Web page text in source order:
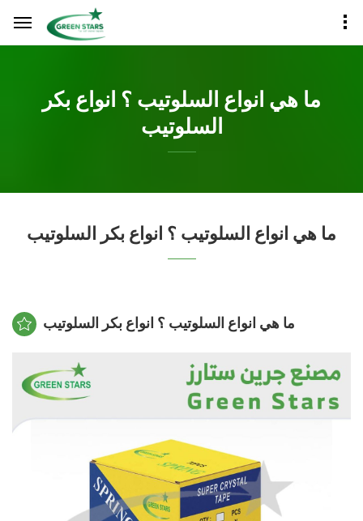
ما هي انواع السلوتيب ؟ انواع بكر
السلوتيب
ما هي انواع السلوتيب ؟ انواع بكر السلوتيب
ما هي انواع السلوتيب ؟ انواع بكر السلوتيب